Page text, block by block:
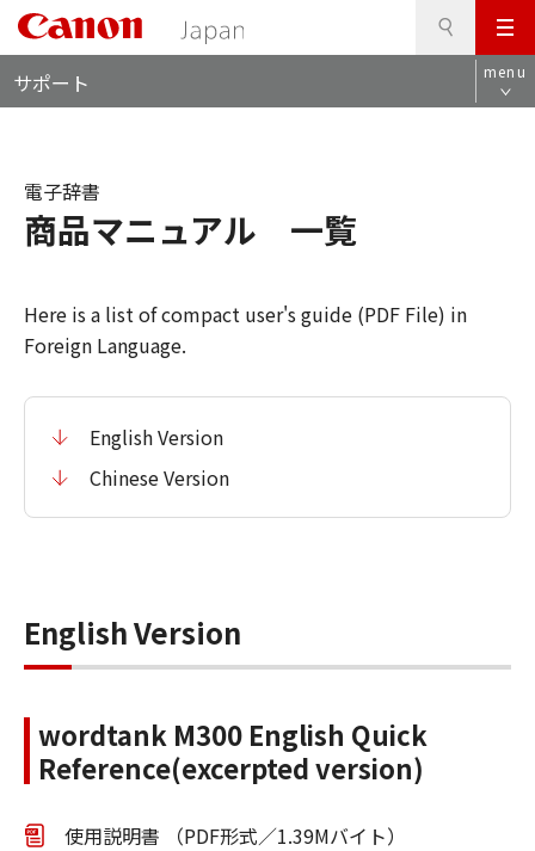
メ
ニ
ュ
サポート menu
商品マニュアル 一覧
電子辞書
Here is a list of compact user's guide (PDF File) in
Foreign Language.
English Version
Chinese Version
English Version
wordtank M300 English Quick
Reference(excerpted version)
使用説明書 （PDF形式／1.39Mバイト）